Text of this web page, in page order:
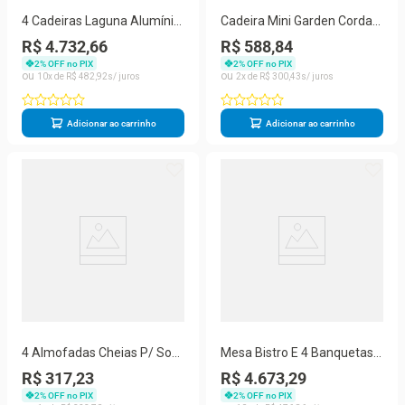
4 Cadeiras Laguna Alumínio
Tricô Náutico Mesa Tampo
Ripado Preto
R$ 4.732,66
2% OFF no PIX
10
R$ 482 92
Adicionar ao carrinho
Cadeira Mini Garden Corda
Náutica Em Alumínio área
Piscina Prata
R$ 588,84
2% OFF no PIX
2
R$ 30043
Adicionar ao carrinho
4 Almofadas Cheias P/ Sofá
Decorativas, Impermeáveis
Pequena Verde Olivia
R$ 317,23
2% OFF no PIX
Mesa Bistro E 4 Banquetas
Roma Preta Corda Náutica
12 Verde
R$ 4.673,29
2% OFF no PIX